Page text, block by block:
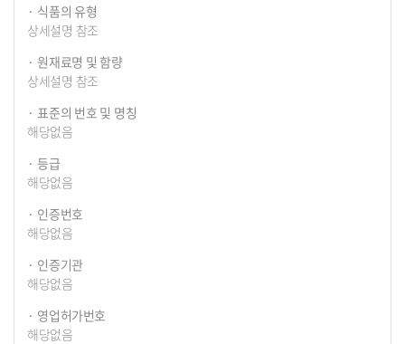
식품의 유형
상세설명 참조
원재료명 및 함량
상세설명 참조
표준의 번호 및 명칭
해당없음
등급
해당없음
인증번호
해당없음
인증기관
해당없음
영업허가번호
해당없음